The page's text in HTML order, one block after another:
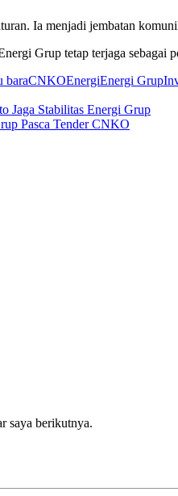
Ia menjadi jembatan
Grup tetap terjaga sebagai
baraCNKOEnergiEnergi Grup
Jaga Stabilitas Energi Grup
Pasca Tender CNKO
saya berikutnya.